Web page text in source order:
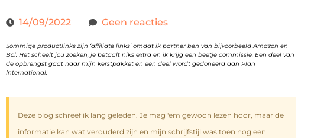
14/09/2022 Geen reacties
Sommige productlinks zijn ‘affiliate links’ omdat ik partner ben van bijvoorbeeld Amazon en
Bol. Het scheelt jou zoeken, je betaalt niks extra en ik krijg een beetje commissie. Een deel van
de opbrengst gaat naar mijn kerstpakket en een deel wordt gedoneerd aan Plan
International.
Deze blog schreef ik lang geleden. Je mag 'em gewoon lezen hoor, maar de
informatie kan wat verouderd zijn en mijn schrijfstijl was toen nog een